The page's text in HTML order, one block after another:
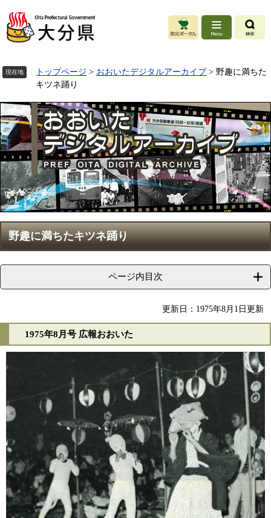
ジ
頭
。
現在地 トップページ > おおいたデジタルアーカイブ >野趣に満ちた
キツネ踊り
本
文野趣に満ちたキツネ踊り
ページ内目次
更新日：1975年8月1日更新
1975年8月号 広報おおいた